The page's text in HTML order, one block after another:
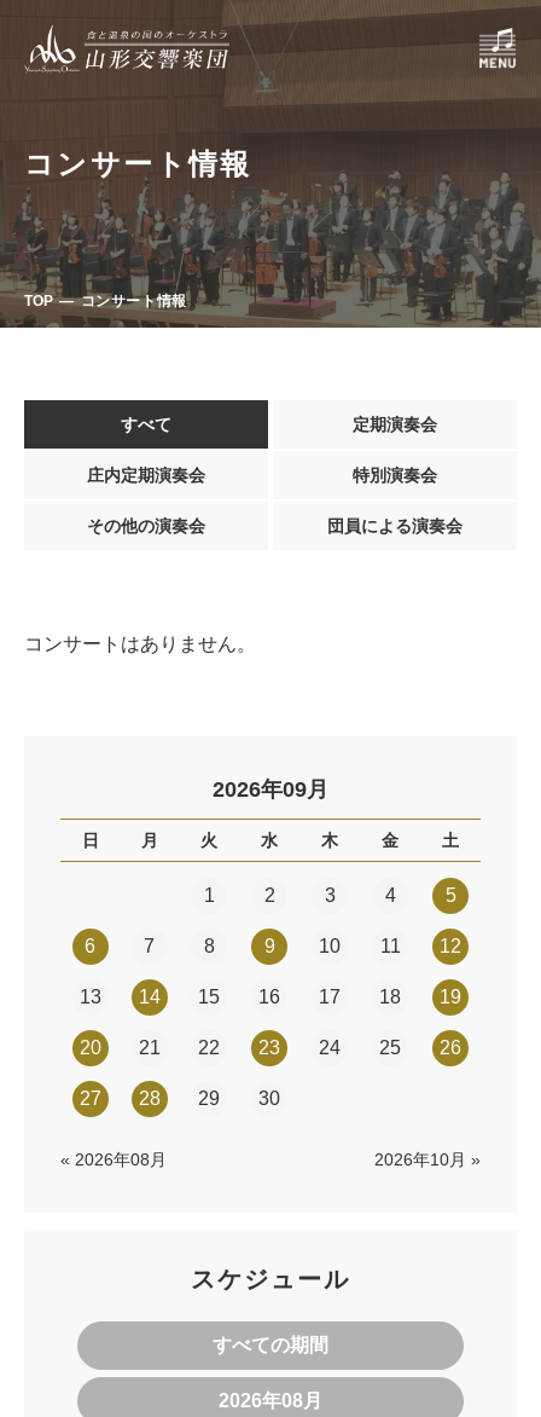
コンサート情報
TOP コンサート情報
すべて 定期演奏会
庄内定期演奏会 特別演奏会
その他の演奏会 団員による演奏会
コンサートはありません。
2026年09月
日 月 火 水 木 金 土
1 2 3 4 5
6 7 8 9 10 11 12
13 14 15 16 17 18 19
20 21 22 23 24 25 26
27 28 29 30
« 2026年08月 2026年10月 »
スケジュール
すべての期間
2026年08月